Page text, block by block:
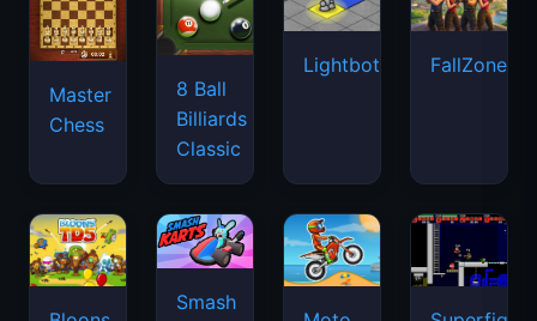
Master
Chess
8 Ball
Billiards
Classic
Lightbot FallZone.io
Smash